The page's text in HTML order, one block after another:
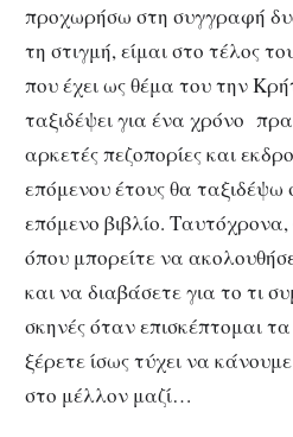
προχωρήσω στη συγγραφή
τη στιγμή, είμαι στο τέλος
που έχει ως θέμα του την
ταξιδέψει για ένα χρόνο
αρκετές πεζοπορίες και
επόμενου έτους θα
επόμενο βιβλίο.
όπου μπορείτε να
και να διαβάσετε για το τι
σκηνές όταν επισκέπτομαι
ξέρετε ίσως τύχει να
στο μέλλον μαζί…